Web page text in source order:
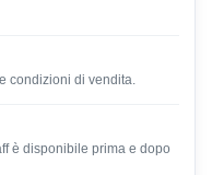
condizioni di vendita.
è disponibile prima e dopo